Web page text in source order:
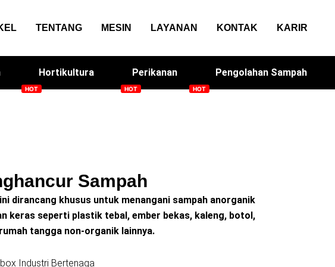
TENTANG MESIN LAYANAN KONTAK KARIR
Hortikultura Perikanan Pengolahan Sampah
Sampah
dirancang khusus untuk menangani sampah anorganik
keras seperti plastik tebal, ember bekas, kaleng, botol,
tangga non-organik lainnya.
Industri Bertenaga